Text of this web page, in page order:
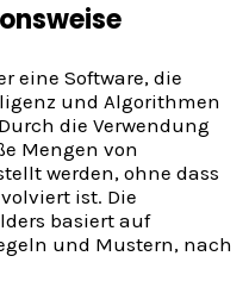
eine Software, die
und Algorithmen
die Verwendung
Mengen von
werden, ohne dass
ist. Die
basiert auf
und Mustern, nach